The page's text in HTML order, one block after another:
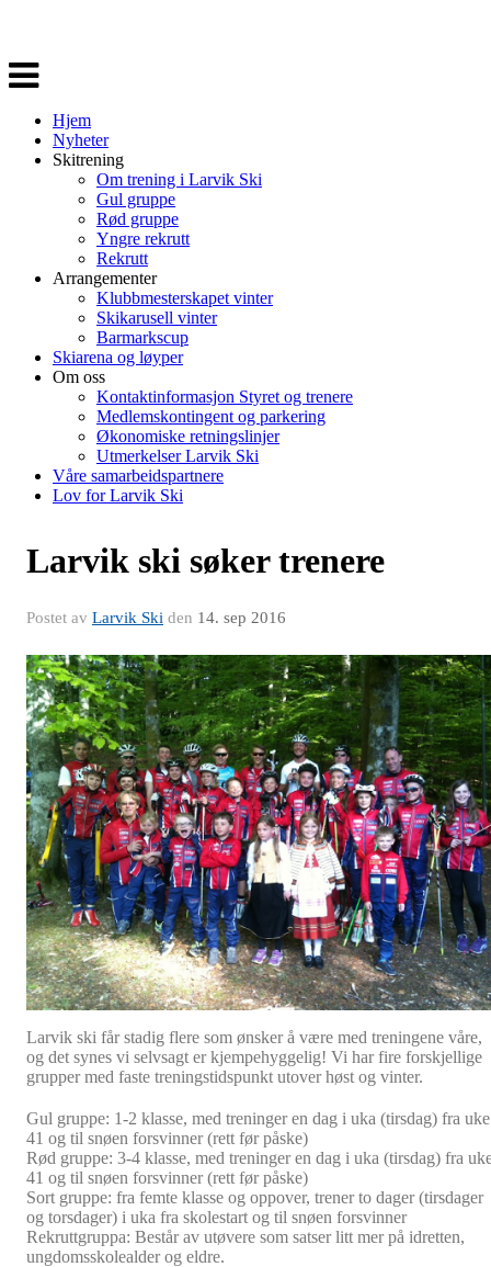
Veksle
navigasjon
Hjem
Nyheter
Skitrening
Om trening i Larvik Ski
Gul gruppe
Rød gruppe
Yngre rekrutt
Rekrutt
Arrangementer
Klubbmesterskapet vinter
Skikarusell vinter
Barmarkscup
Skiarena og løyper
Om oss
Kontaktinformasjon Styret og trenere
Medlemskontingent og parkering
Økonomiske retningslinjer
Utmerkelser Larvik Ski
Våre samarbeidspartnere
Lov for Larvik Ski
Larvik ski søker trenere
Postet av Larvik Ski den 14. sep 2016
Larvik ski får stadig flere som ønsker å være med treningene våre,
og det synes vi selvsagt er kjempehyggelig! Vi har fire forskjellige
grupper med faste treningstidspunkt utover høst og vinter.
Gul gruppe: 1-2 klasse, med treninger en dag i uka (tirsdag) fra uke
41 og til snøen forsvinner (rett før påske)
Rød gruppe: 3-4 klasse, med treninger en dag i uka (tirsdag) fra
41 og til snøen forsvinner (rett før påske)
Sort gruppe: fra femte klasse og oppover, trener to dager (tirsdager
og torsdager) i uka fra skolestart og til snøen forsvinner
Rekruttgruppa: Består av utøvere som satser litt mer på idretten,
ungdomsskolealder og eldre.